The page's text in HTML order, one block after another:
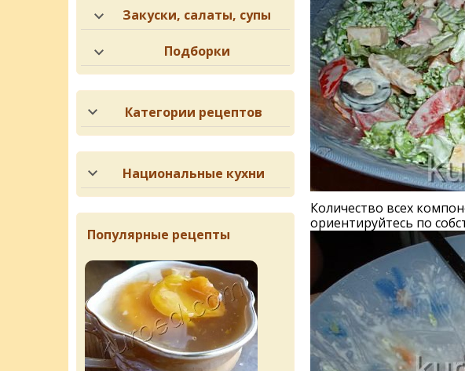
Количество всех
ориентируйтесь по
Закуски, салаты, супы
Подборки
Категории рецептов
Национальные кухни
Популярные рецепты